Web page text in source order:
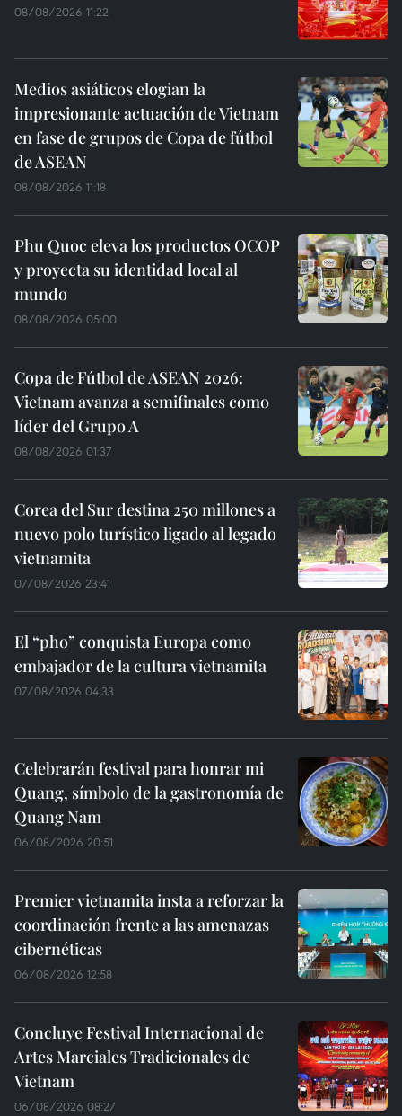
08/08/2026 11:22
Medios asiáticos elogian la
impresionante actuación de Vietnam
en fase de grupos de Copa de fútbol
de ASEAN
08/08/2026 11:18
Phu Quoc eleva los productos OCOP
y proyecta su identidad local al
mundo
08/08/2026 05:00
Copa de Fútbol de ASEAN 2026:
Vietnam avanza a semifinales como
líder del Grupo A
08/08/2026 01:37
Corea del Sur destina 250 millones a
nuevo polo turístico ligado al legado
vietnamita
07/08/2026 23:41
El “pho” conquista Europa como
embajador de la cultura vietnamita
07/08/2026 04:33
Celebrarán festival para honrar mi
Quang, símbolo de la gastronomía de
Quang Nam
06/08/2026 20:51
Premier vietnamita insta a reforzar la
coordinación frente a las amenazas
cibernéticas
06/08/2026 12:58
Concluye Festival Internacional de
Artes Marciales Tradicionales de
Vietnam
06/08/2026 08:27